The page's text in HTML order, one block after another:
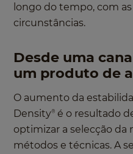
longo do tempo, com
circunstâncias.
Desde uma
um produto de
O aumento da
Density® é o resultado
optimizar a selecção da
métodos e técnicas. A